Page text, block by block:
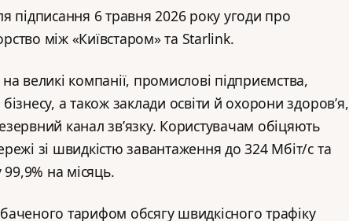
підписання 6 травня 2026 року угоди про
між «Київстаром» та Starlink.
великі компанії, промислові підприємства,
а також заклади освіти й охорони здоров’я,
канал зв’язку. Користувачам обіцяють
зі швидкістю завантаження до 324 Мбіт/с та
99,9% на місяць.
тарифом обсягу швидкісного трафіку